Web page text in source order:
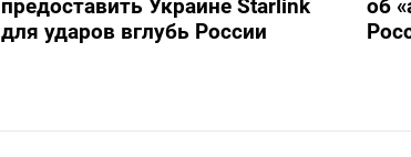
предоставить Украине Starlink
для ударов вглубь России
об